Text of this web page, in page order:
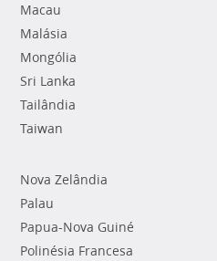
Macau
Malásia
Mongólia
Sri Lanka
Tailândia
Taiwan
Nova Zelândia
Palau
Papua-Nova Guiné
Polinésia Francesa